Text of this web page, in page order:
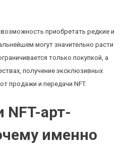
приобретать редкие и
могут значительно расти
только покупкой, а
получение эксклюзивных
продажи и передачи NFT.
NFT-арт-
именно